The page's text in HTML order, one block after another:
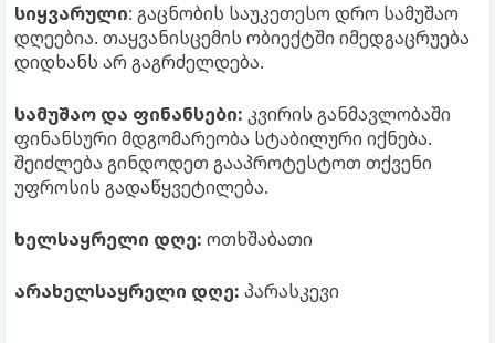
სიყვარული: გაცნობის საუკეთესო დრო სამუშაო
დღეებია. თაყვანისცემის ობიექტში იმედგაცრუება
დიდხანს არ გაგრძელდება.
სამუშაო და ფინანსები: კვირის განმავლობაში
ფინანსური მდგომარეობა სტაბილური იქნება.
შეიძლება გინდოდეთ გააპროტესტოთ თქვენი
უფროსის გადაწყვეტილება.
ხელსაყრელი დღე: ოთხშაბათი
არახელსაყრელი დღე: პარასკევი